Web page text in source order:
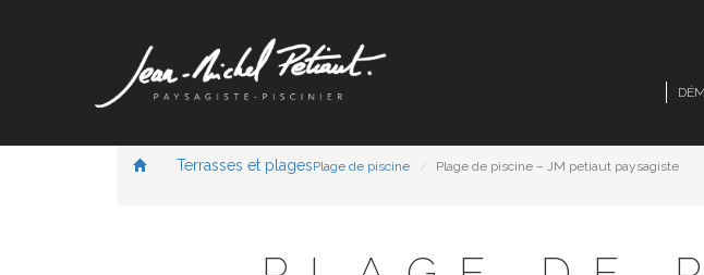
Terrasses et plagesPlage de piscine Plage de piscine – JM petiaut paysagiste